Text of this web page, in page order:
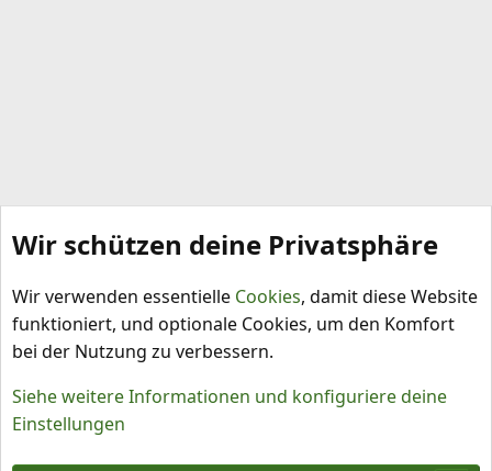
Schlagworte
Wir schützen deine Privatsphäre
Wir verwenden essentielle Cookies, damit diese Website
funktioniert, und optionale Cookies, um den Komfort
bei der Nutzung zu verbessern.
Siehe weitere Informationen und konfiguriere deine
Einstellungen